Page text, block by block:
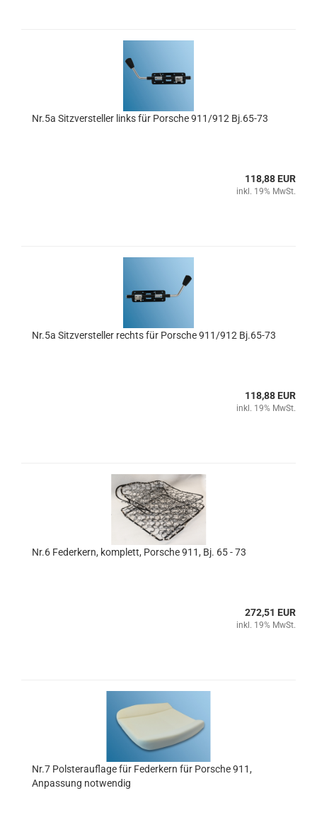
Nr.5a Sitzversteller links für Porsche 911/912 Bj.65-73
118,88 EUR
inkl. 19% MwSt.
Nr.5a Sitzversteller rechts für Porsche 911/912 Bj.65-73
118,88 EUR
inkl. 19% MwSt.
Nr.6 Federkern, komplett, Porsche 911, Bj. 65 - 73
272,51 EUR
inkl. 19% MwSt.
Nr.7 Polsterauflage für Federkern für Porsche 911,
Anpassung notwendig